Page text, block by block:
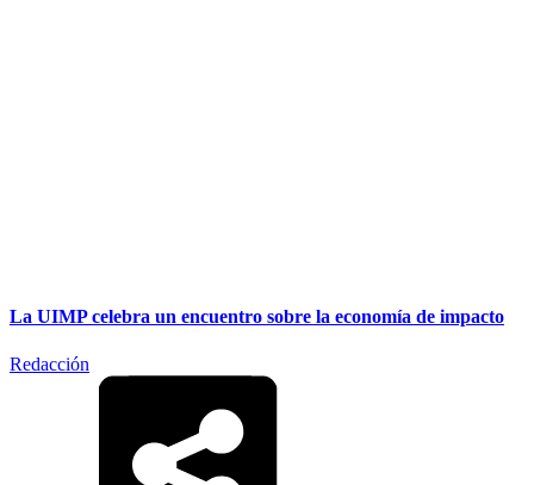
La UIMP celebra un encuentro sobre la economía de impacto
Redacción